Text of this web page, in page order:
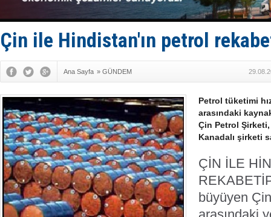
‘14.
Taksi
SOCAR
Çin ile Hindistan'ın petrol
Ana Sayfa » GÜNDEM
Petrol tüketimi
arasındaki
Çin Petrol
Kanadalı şirketi
ÇİN İLE
REKABETİ
büyüyen